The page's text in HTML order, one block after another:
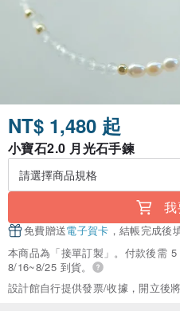
NT$ 1,480 起
小寶石2.0 月光石手鍊
免費贈送電子賀卡 ，結帳完成後
本商品為「接單訂製」。付款後需
8/16~8/25 到貨。
設計館自行提供發票/收據，開立後